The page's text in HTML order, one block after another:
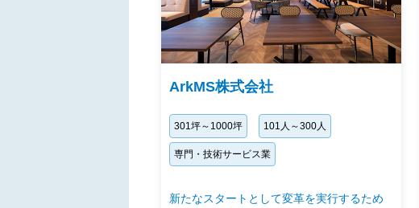
ArkMS株式会社
301坪～1000坪 101人～300人
専門・技術サービス業
新たなスタートとして変革を実行するため